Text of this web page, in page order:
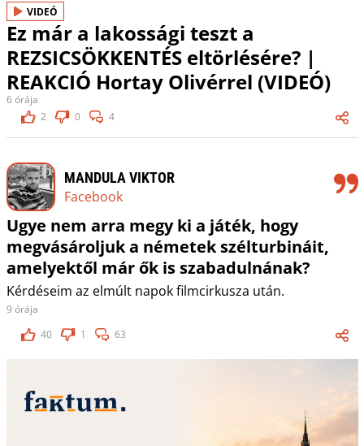
VIDEÓ
Ez már a lakossági teszt a
REZSICSÖKKENTÉS eltörlésére? |
REAKCIÓ Hortay Olivérrel (VIDEÓ)
6 órája
2
0 4
MANDULA VIKTOR
Facebook
Ugye nem arra megy ki a játék, hogy
megvásároljuk a németek szélturbináit,
amelyektől már ők is szabadulnának?
Kérdéseim az elmúlt napok filmcirkusza után.
9 órája
40
1 63